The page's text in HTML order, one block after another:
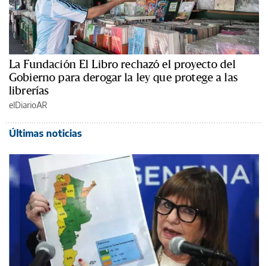
La Fundación El Libro rechazó el proyecto del
Gobierno para derogar la ley que protege a las
librerías
elDiarioAR
Últimas noticias